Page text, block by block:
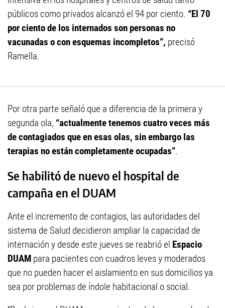
públicos como privados alcanzó el 94 por ciento. “El 70
por ciento de los internados son personas no
vacunadas o con esquemas incompletos”, precisó
Ramella.
Por otra parte señaló que a diferencia de la primera y
segunda ola, “actualmente tenemos cuatro veces más
de contagiados que en esas olas, sin embargo las
terapias no están completamente ocupadas”.
Se habilitó de nuevo el hospital de
campaña en el DUAM
Ante el incremento de contagios, las autoridades del
sistema de Salud decidieron ampliar la capacidad de
internación y desde este jueves se reabrió el Espacio
DUAM para pacientes con cuadros leves y moderados
que no pueden hacer el aislamiento en sus domicilios ya
sea por problemas de índole habitacional o social.